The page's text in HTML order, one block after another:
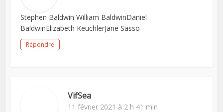
Stephen Baldwin William BaldwinDaniel
BaldwinElizabeth KeuchlerJane Sasso
Répondre
VifSea
11 février 2021 à 2 h 41 min